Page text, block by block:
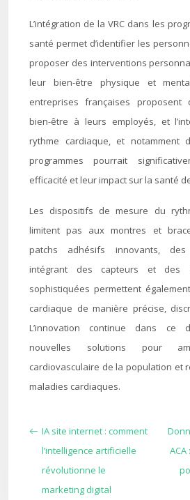
L’intégration de la VRC dans les
santé permet d’identifier les
proposer des interventions
leur bien-être physique et
entreprises françaises proposent
bien-être à leurs employés, et
rythme cardiaque, et notamment
programmes pourrait
efficacité et leur impact sur la santé
Les dispositifs de mesure du
limitent pas aux montres et
patchs adhésifs innovants, des
intégrant des capteurs et des
sophistiquées permettent
cardiaque de manière précise,
L’innovation continue dans ce
nouvelles solutions pour
cardiovasculaire de la population et
maladies cardiaques.
IA site internet : comment
l’intelligence artificielle
révolutionne le
marketing digital